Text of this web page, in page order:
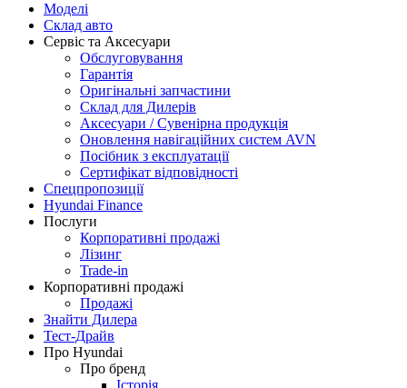
Моделі
Склад авто
Сервіс та Аксесуари
Обслуговування
Гарантія
Оригінальні запчастини
Склад для Дилерів
Аксесуари / Сувенірна продукція
Оновлення навігаційних систем AVN
Посібник з експлуатації
Сертифікат відповідності
Спецпропозиції
Hyundai Finance
Послуги
Корпоративні продажі
Лізинг
Trade-in
Корпоративні продажі
Продажі
Знайти Дилера
Тест-Драйв
Про Hyundai
Про бренд
Історія